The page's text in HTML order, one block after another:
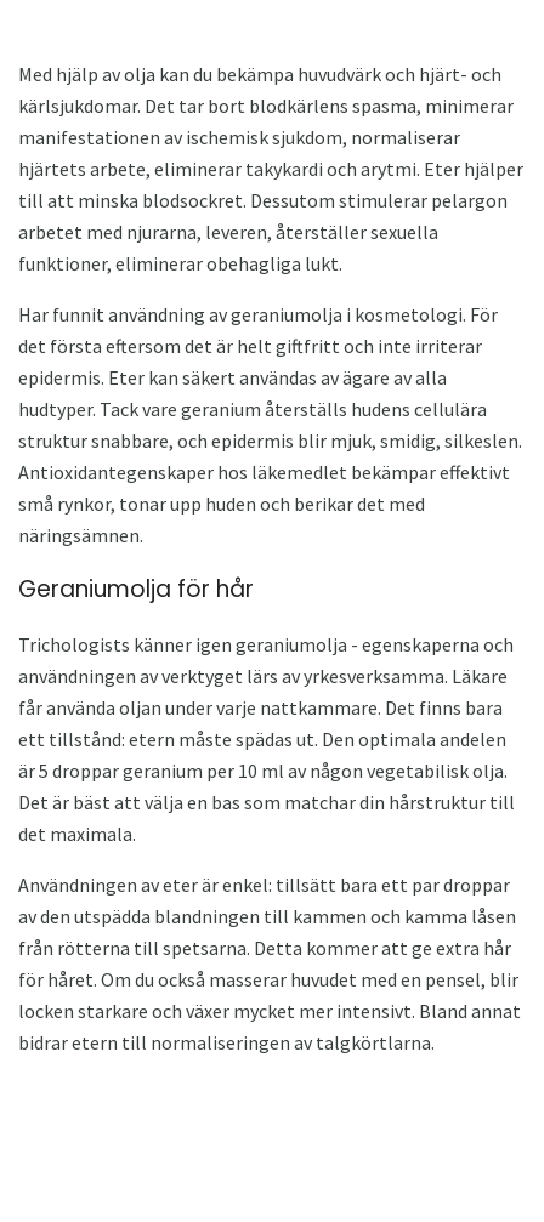
Med hjälp av olja kan du bekämpa huvudvärk och hjärt- och
kärlsjukdomar. Det tar bort blodkärlens spasma, minimerar
manifestationen av ischemisk sjukdom, normaliserar
hjärtets arbete, eliminerar takykardi och arytmi. Eter hjälper
till att minska blodsockret. Dessutom stimulerar pelargon
arbetet med njurarna, leveren, återställer sexuella
funktioner, eliminerar obehagliga lukt.
Har funnit användning av geraniumolja i kosmetologi. För
det första eftersom det är helt giftfritt och inte irriterar
epidermis. Eter kan säkert användas av ägare av alla
hudtyper. Tack vare geranium återställs hudens cellulära
struktur snabbare, och epidermis blir mjuk, smidig, silkeslen.
Antioxidantegenskaper hos läkemedlet bekämpar effektivt
små rynkor, tonar upp huden och berikar det med
näringsämnen.
Geraniumolja för hår
Trichologists känner igen geraniumolja - egenskaperna och
användningen av verktyget lärs av yrkesverksamma. Läkare
får använda oljan under varje nattkammare. Det finns bara
ett tillstånd: etern måste spädas ut. Den optimala andelen
är 5 droppar geranium per 10 ml av någon vegetabilisk olja.
Det är bäst att välja en bas som matchar din hårstruktur till
det maximala.
Användningen av eter är enkel: tillsätt bara ett par droppar
av den utspädda blandningen till kammen och kamma låsen
från rötterna till spetsarna. Detta kommer att ge extra hår
för håret. Om du också masserar huvudet med en pensel, blir
locken starkare och växer mycket mer intensivt. Bland annat
bidrar etern till normaliseringen av talgkörtlarna.